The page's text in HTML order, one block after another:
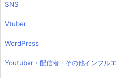
SNS
Vtuber
WordPress
Youtuber・配信者・その他インフル